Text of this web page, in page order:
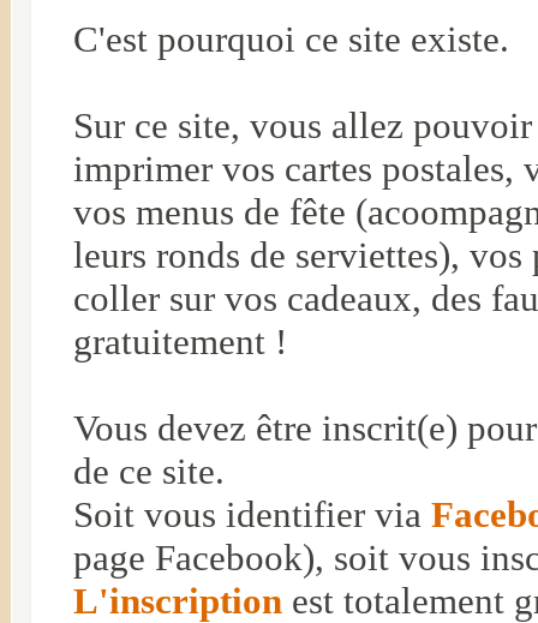
C'est pourquoi ce site existe.
Sur ce site, vous allez
imprimer vos cartes postales,
vos menus de fête
leurs ronds de serviettes),
coller sur vos cadeaux, des
gratuitement !
Vous devez être inscrit(e)
de ce site.
Soit vous identifier via
page Facebook), soit vous
L'inscription est totalement